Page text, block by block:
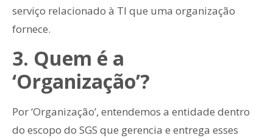
serviço relacionado à TI que uma organização
fornece.
3. Quem é a
‘Organização’?
Por ‘Organização’, entendemos a entidade dentro
do escopo do SGS que gerencia e entrega esses